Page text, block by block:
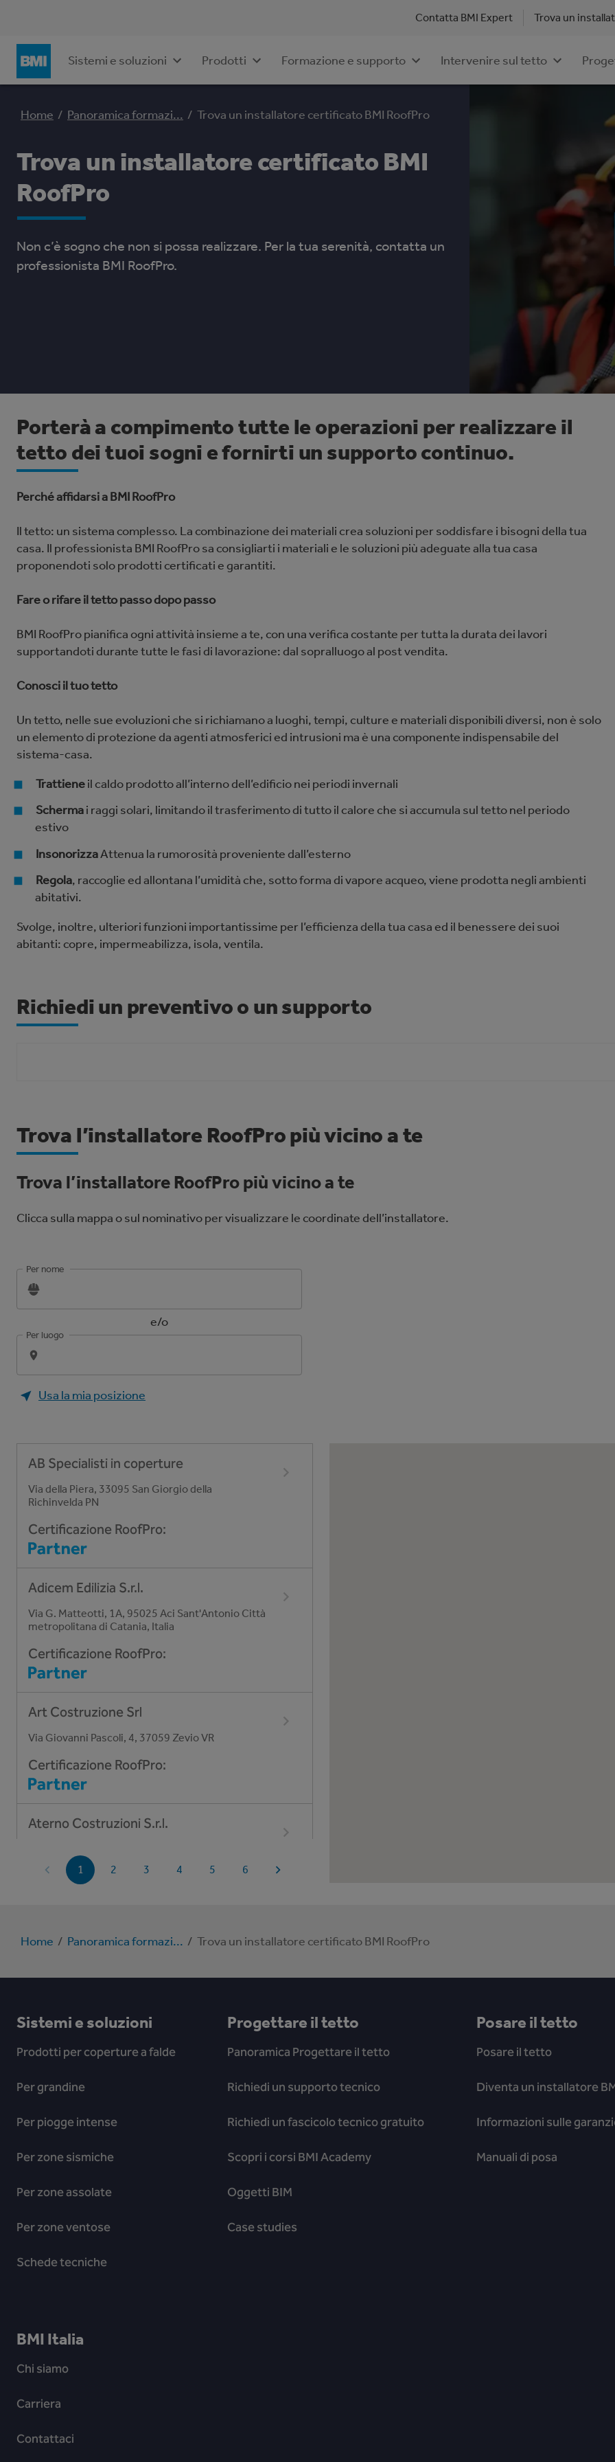
Contatta BMI Expert Trova un
Sistemi e soluzioni Prodotti Formazione e supporto Intervenire sul tetto
Home / Panoramica formazi... / Trova un installatore certificato BMI RoofPro
Trova un installatore certificato BMI
RoofPro
Non c’è sogno che non si possa realizzare. Per la tua serenità, contatta un
professionista BMI RoofPro.
Porterà a compimento tutte le operazioni per realizzare il
tetto dei tuoi sogni e fornirti un supporto continuo.
Perché affidarsi a BMI RoofPro
Il tetto: un sistema complesso. La combinazione dei materiali crea soluzioni per soddisfare i bisogni della tua
casa. Il professionista BMI RoofPro sa consigliarti i materiali e le soluzioni più adeguate alla tua casa
proponendoti solo prodotti certiﬁcati e garantiti.
Fare o rifare il tetto passo dopo passo
BMI RoofPro pianiﬁca ogni attività insieme a te, con una veriﬁca costante per tutta la durata dei lavori
supportandoti durante tutte le fasi di lavorazione: dal sopralluogo al post vendita.
Conosci il tuo tetto
Un tetto, nelle sue evoluzioni che si richiamano a luoghi, tempi, culture e materiali disponibili diversi, non è solo
un elemento di protezione da agenti atmosferici ed intrusioni ma è una componente indispensabile del
sistema-casa.
Trattieneil caldo prodotto all’interno dell’ediﬁcio nei periodi invernali
Schermai raggi solari, limitando il trasferimento di tutto il calore che si accumula sul tetto nel periodo
estivo
InsonorizzaAttenua la rumorosità proveniente dall’esterno
Regola, raccoglie ed allontana l’umidità che, sotto forma di vapore acqueo, viene prodotta negli ambienti
abitativi.
Svolge, inoltre, ulteriori funzioni importantissime per l’efﬁcienza della tua casa ed il benessere dei suoi
abitanti: copre, impermeabilizza, isola, ventila.
Richiedi un preventivo o un supporto
Trova l’installatore RoofPro più vicino a te
Trova l’installatore RoofPro più vicino a te
Clicca sulla mappa o sul nominativo per visualizzare le coordinate dell’installatore.
Per nome
e/o
Per luogo
Usa la mia posizione
AB Specialisti in coperture
Via della Piera, 33095 San Giorgio della
Richinvelda PN
Certificazione RoofPro:
Adicem Edilizia S.r.l.
Via G. Matteotti, 1A, 95025 Aci Sant'Antonio Città
metropolitana di Catania, Italia
Certificazione RoofPro:
Art Costruzione Srl
Via Giovanni Pascoli, 4, 37059 Zevio VR
Certificazione RoofPro:
Aterno Costruzioni S.r.l.
Industriale Pile AQ
Certificazione RoofPro
Aurora costruzioni generali S.r.l.
Bagozi Arben
Via Barche di Solferino, 27, 46043 Castiglione
delle Stiviere MN
Certificazione RoofPro
Certificazione RoofPro
Certificazione RoofPro
Bautiz Srl
Borgo S. Domenico, 40, 03036 Isola del Liri FR
1 2 3 4 5 6
Home / Panoramica formazi... / Trova un installatore certificato BMI RoofPro
Sistemi e soluzioni
Prodotti per coperture a falde
Per grandine
Per piogge intense
Per zone sismiche
Per zone assolate
Per zone ventose
Schede tecniche
Progettare il tetto
Panoramica Progettare il tetto
Richiedi un supporto tecnico
Richiedi un fascicolo tecnico gratuito
Scopri i corsi BMI Academy
Oggetti BIM
Case studies
Posare il tetto
Posare il tetto
Diventa un installatore
Informazioni sulle
Manuali di posa
BMI Italia
Chi siamo
Carriera
Contattaci